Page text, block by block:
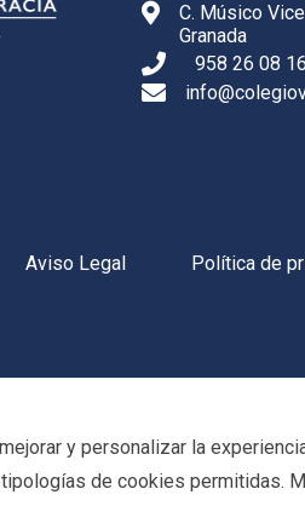
C. Músico
Granada
958 26 08 16
Aviso Legal Política de
y personalizar la
de cookies permitidas.